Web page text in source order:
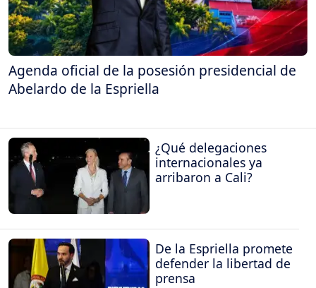
Agenda oficial de la posesión presidencial de
Abelardo de la Espriella
¿Qué delegaciones
internacionales ya
arribaron a Cali?
De la Espriella promete
defender la libertad de
prensa